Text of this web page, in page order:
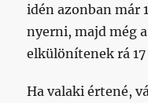
idén azonban már
nyerni, majd még
elkülönítenek rá
Ha valaki értené,